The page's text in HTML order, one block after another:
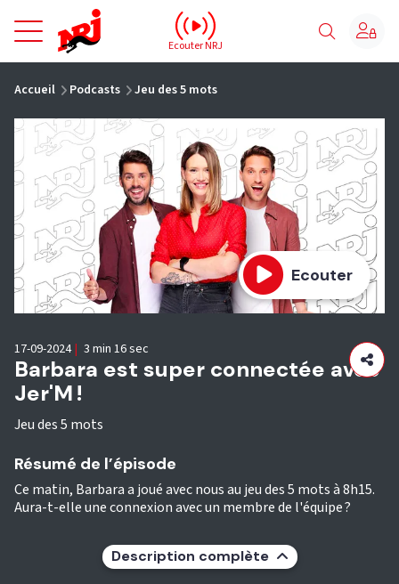
NRJ - Accueil
Ecouter NRJ
Accueil Podcasts Jeu des 5 mots
Ecouter
Barbara est super connectée avec
Jer'M !
Jeu des 5 mots
17-09-2024 | 3 min 16 sec
Résumé de l’épisode
Ce matin, Barbara a joué avec nous au jeu des 5 mots à 8h15.
Aura-t-elle une connexion avec un membre de l'équipe ?
Description complète